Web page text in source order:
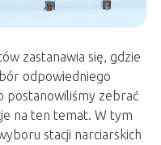
zastanawia się, gdzie
odpowiedniego
postanowiliśmy zebrać
na ten temat. W tym
stacji narciarskich